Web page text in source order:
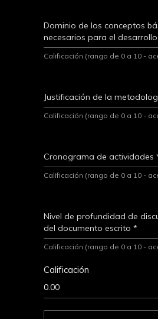
Dominio de los conceptos
necesarios para el
Calificación (rango de 0 a 10 -
Justificación de la
Calificación (rango de 0 a 10 -
Cronograma de actividades
Calificación (rango de 0 a 10 -
Nivel de profundidad de
del documento escrito *
Calificación (rango de 0 a 10 -
Calificación